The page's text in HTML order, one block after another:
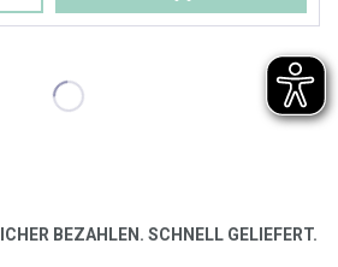
BEZAHLEN. SCHNELL GELIEFERT.